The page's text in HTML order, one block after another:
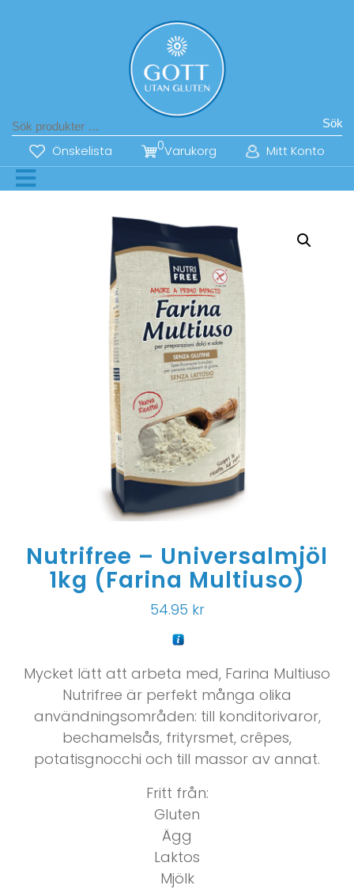
Sök
Önskelista Varukorg
0 Mitt Konto
Nutrifree – Universalmjöl
1kg (Farina Multiuso)
54.95 kr
Mycket lätt att arbeta med, Farina Multiuso
Nutrifree är perfekt många olika
användningsområden: till konditorivaror,
bechamelsås, frityrsmet, crêpes,
potatisgnocchi och till massor av annat.
Fritt från:
Gluten
Ägg
Laktos
Mjölk